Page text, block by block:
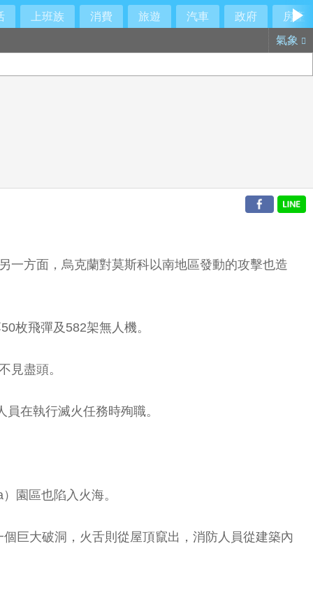
上班族 消費 旅遊 汽車 政府
房產
氣象
一方面，烏克蘭對莫斯科以南地區發動的攻擊也造
枚飛彈及582架無人機。
見盡頭。
在執行滅火任務時殉職。
園區也陷入火海。
巨大破洞，火舌則從屋頂竄出，消防人員從建築內